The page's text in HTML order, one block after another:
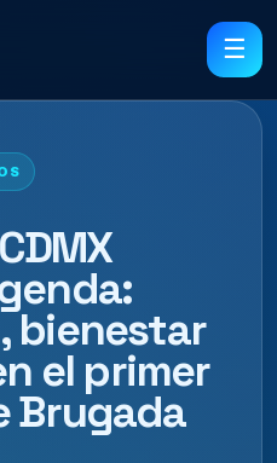
☰
bienestar
el primer
Brugada